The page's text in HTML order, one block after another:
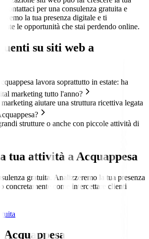
Contattaci per una consulenza gratuita e
la tua presenza digitale e ti
le opportunità che stai perdendo online.
su siti web a
lavora soprattutto in estate: ha
marketing tutto l'anno?
aiutare una struttura ricettiva legata
strutture o anche con piccole attività di
tua attività a Acquappesa
gratuita. Analizzeremo la tua presenza
concretamente come intercettare clienti
Acquappesa